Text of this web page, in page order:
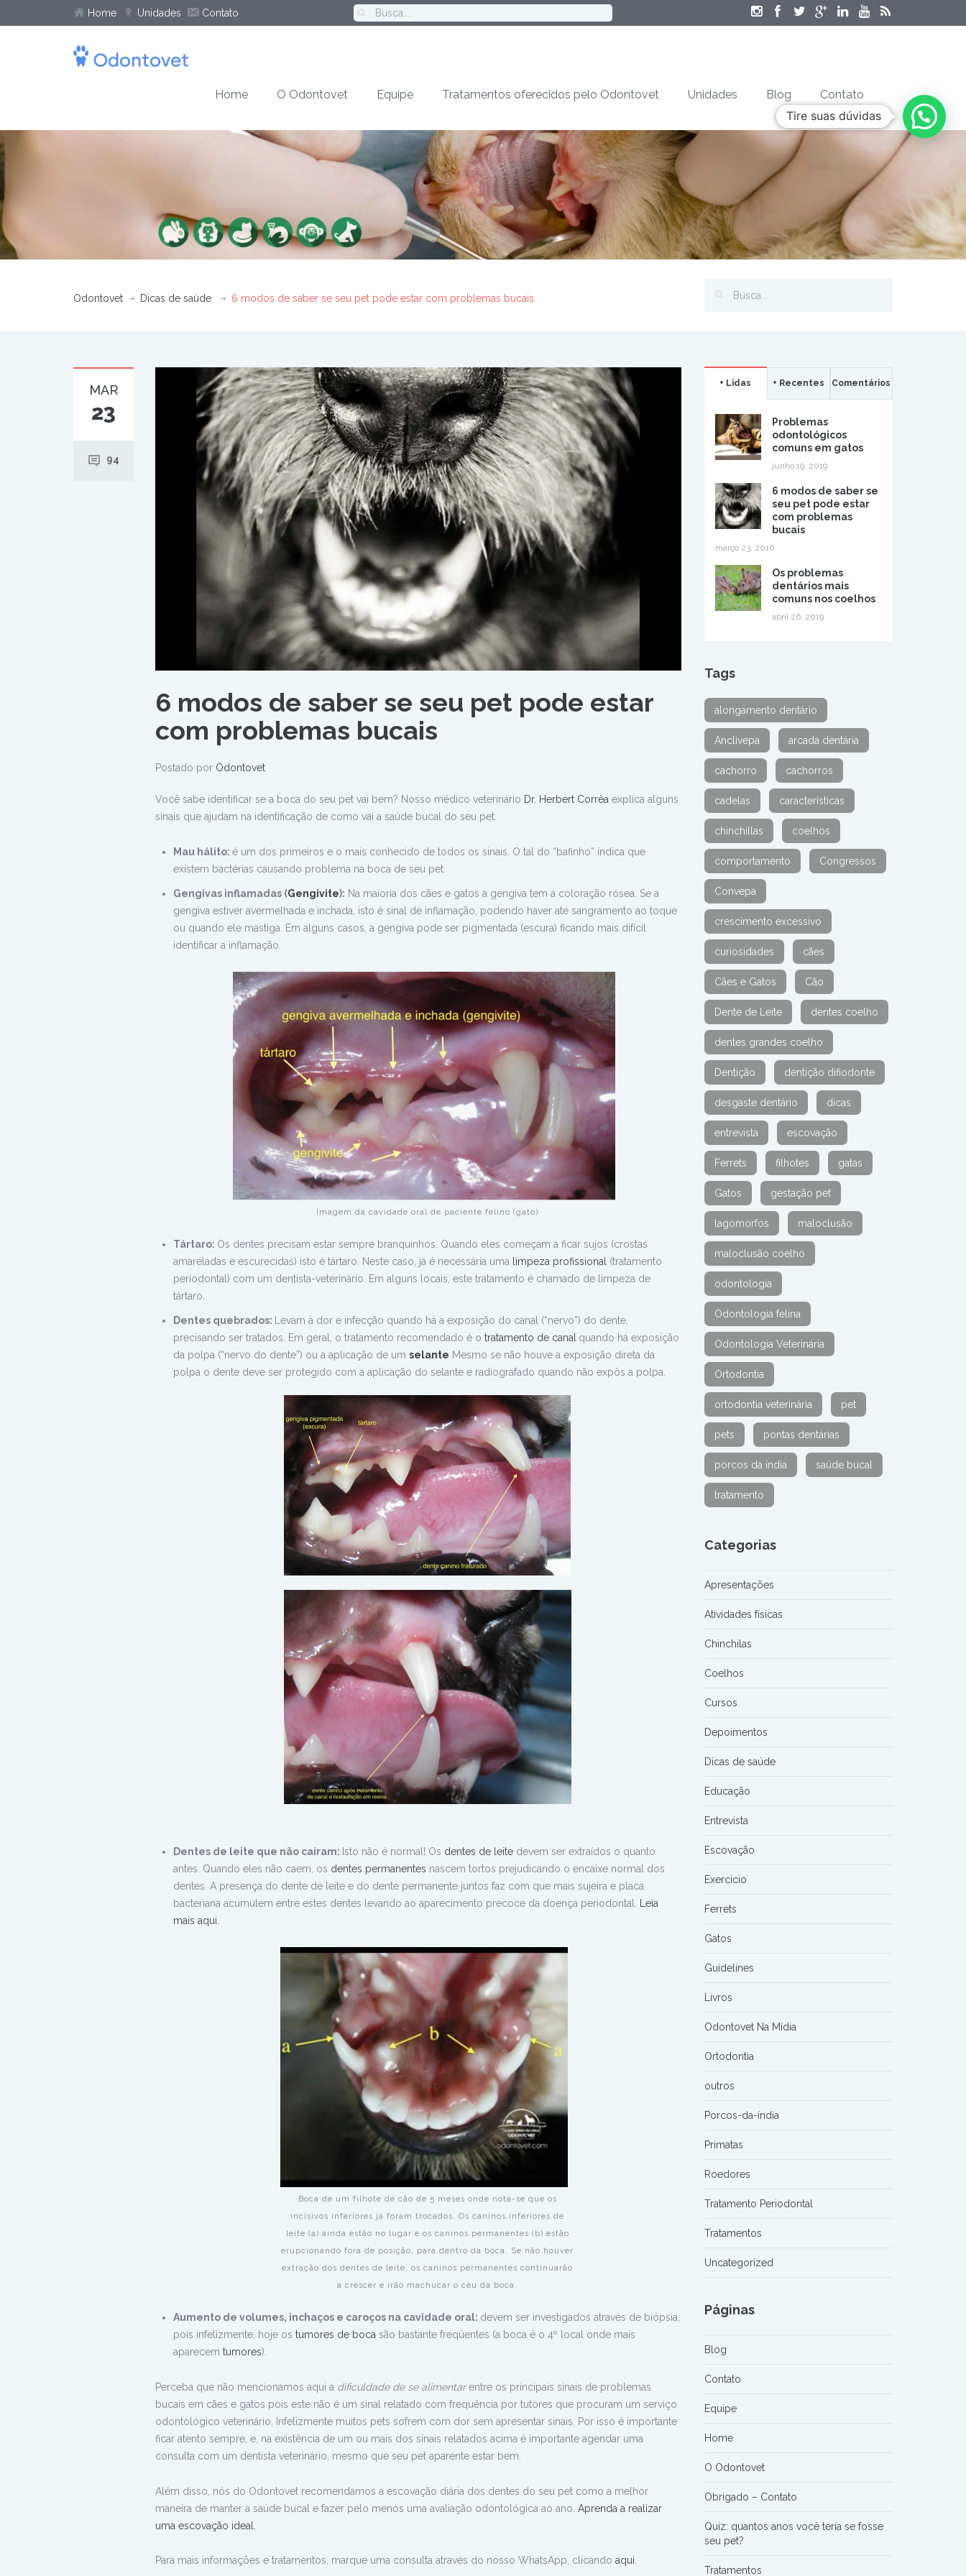
Home Unidades Contato
Home O Odontovet Equipe Tratamentos oferecidos pelo Odontovet Unidades Blog Contato
Odontovet Dicas de saúde 6 modos de saber se seu pet pode estar com problemas bucais
MAR
23
94
6 modos de saber se seu pet pode estar
com problemas bucais
Postado por Odontovet
Você sabe identificar se a boca do seu pet vai bem? Nosso médico veterinário Dr. Herbert Corrêa explica alguns
sinais que ajudam na identificação de como vai a saúde bucal do seu pet.
Mau hálito: é um dos primeiros e o mais conhecido de todos os sinais. O tal do “bafinho” indica que
existem bactérias causando problema na boca de seu pet.
Gengivas inflamadas (Gengivite): Na maioria dos cães e gatos a gengiva tem a coloração rósea. Se a
gengiva estiver avermelhada e inchada, isto é sinal de inflamação, podendo haver até sangramento ao toque
ou quando ele mastiga. Em alguns casos, a gengiva pode ser pigmentada (escura) ficando mais difícil
identificar a inflamação.
Imagem da cavidade oral de paciente felino (gato)
Tártaro: Os dentes precisam estar sempre branquinhos. Quando eles começam a ficar sujos (crostas
amareladas e escurecidas) isto é tártaro. Neste caso, já é necessária uma
limpeza profissional (tratamento
periodontal) com um dentista-veterinário. Em alguns locais, este tratamento é chamado de limpeza de
tártaro.
Dentes quebrados:
evam à dor e infecção quando há a exposição do canal (“nervo”) do dente,
precisando ser tratados. Em geral, o tratamento recomendado é o tratamento de canal quando há exposição
da polpa (“nervo do dente”) ou a aplicação de um selante Mesmo se não houve a exposição direta da
polpa o dente deve ser protegido com a aplicação do selante e radiografado quando não expôs a polpa.
Dentes de leite que não caíram: Isto não é normal! Os dentes de leite devem ser extraídos o quanto
antes. Quando eles não caem, os dentes permanentes nascem tortos prejudicando o encaixe normal dos
dentes. A presença do dente de leite e do dente permanente juntos faz com que mais sujeira e placa
bacteriana acumulem entre estes dentes levando ao aparecimento precoce da doença periodontal. Leia
mais aqui.
Boca de um filhote de cão de 5 meses onde nota-se que os
incisivos inferiores já foram trocados. Os caninos inferiores de
leite (a) ainda estão no lugar e os caninos permanentes (b) estão
erupcionando fora de posição, para dentro da boca. Se não houver
extração dos dentes de leite, os caninos permanentes continuarão
a crescer e irão machucar o céu da boca.
Aumento de volumes, inchaços e caroços na cavidade oral: devem ser investigados através de biópsia,
pois infelizmente, hoje os tumores de boca são bastante freqüentes (a boca é o 4º local onde mais
aparecem tumores).
Perceba que não mencionamos aqui a dificuldade de se alimentarentre os principais sinais de problemas
bucais em cães e gatos pois este não é um sinal relatado com frequência por tutores que procuram um serviço
odontológico veterinário. Infelizmente muitos pets sofrem com dor sem apresentar sinais. Por isso é importante
ficar atento sempre, e, na existência de um ou mais dos sinais relatados acima é importante agendar uma
consulta com um dentista veterinário, mesmo que seu pet aparente estar bem.
Além disso, nós do Odontovet recomendamos a escovação diária dos dentes do seu pet como a melhor
maneira de manter a saúde bucal e fazer pelo menos uma avaliação odontológica ao ano. Aprenda a realizar
uma escovação ideal.
Para mais informações e tratamentos, marque uma consulta através do nosso WhatsApp, clicando aqui.
+ Lidas + Recentes Comentários
Problemas
odontológicos
comuns em gatos
junho 19, 2019
6 modos de saber se
seu pet pode estar
com problemas
bucais
março 23, 2016
Os problemas
dentários mais
comuns nos coelhos
abril 26, 2019
Tags
alongamento dentário
Anclivepa arcada dentária
cachorro cachorros
cadelas características
chinchillas coelhos
comportamento Congressos
Convepa
crescimento excessivo
curiosidades cães
Cães e Gatos Cão
Dente de Leite dentes coelho
dentes grandes coelho
Dentição dentição difiodonte
desgaste dentário dicas
entrevista escovação
Ferrets filhotes gatas
Gatos gestação pet
lagomorfos maloclusão
maloclusão coelho
odontologia
Odontologia felina
Odontologia Veterinária
Ortodontia
ortodontia veterinária pet
pets pontas dentárias
porcos da índia saúde bucal
tratamento
Categorias
Apresentações
Atividades físicas
Chinchilas
Coelhos
Cursos
Depoimentos
Dicas de saúde
Educação
Entrevista
Escovação
Exercício
Ferrets
Gatos
Guidelines
Livros
Odontovet Na Mídia
Ortodontia
outros
Porcos-da-índia
Primatas
Roedores
Tratamento Periodontal
Tratamentos
Uncategorized
Páginas
Blog
Contato
Equipe
Home
O Odontovet
Obrigado – Contato
Quiz: quantos anos você teria se fosse
seu pet?
Tratamentos
Tire suas dúvidas